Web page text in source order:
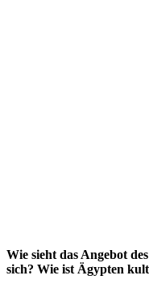
Wie sieht das Angebot
sich? Wie ist Ägypten